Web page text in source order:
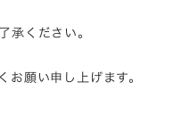
承ください。
お願い申し上げます。